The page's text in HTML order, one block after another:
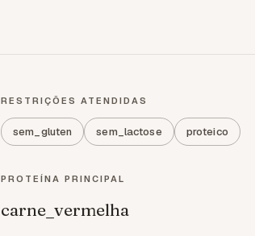
RESTRIÇÕES ATENDIDAS
sem_gluten sem_lactose proteico
PROTEÍNA PRINCIPAL
carne_vermelha